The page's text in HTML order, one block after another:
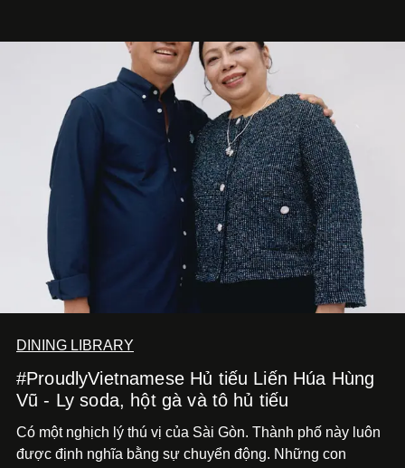
DINING LIBRARY
#ProudlyVietnamese Hủ tiếu Liến Húa Hùng
Vũ - Ly soda, hột gà và tô hủ tiếu
Có một nghịch lý thú vị của Sài Gòn. Thành phố này luôn
được định nghĩa bằng sự chuyển động. Những con